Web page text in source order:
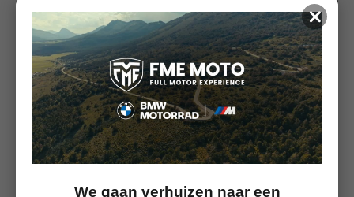
Wunderlich framepanelen
met DRYBAG zijtassen -
zwart
€ 219.00
Wunderlich GPS houder
voor apparaatdragers -
universeel - zwart
€ 19.90
×
We gaan verhuizen naar een